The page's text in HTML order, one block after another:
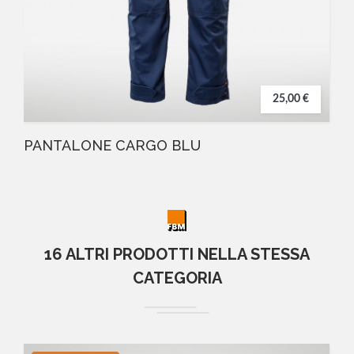
25,00 €
PANTALONE CARGO BLU
16 ALTRI PRODOTTI NELLA STESSA
CATEGORIA